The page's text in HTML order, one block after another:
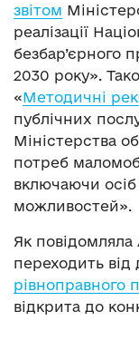
звітом
реалізації
безбар’єрного
2030 року».
«Методичні
публічних
Міністерства
потреб
включаючи осіб
можливостей».
Як повідомляла
переходить
рівноправного
відкрита до